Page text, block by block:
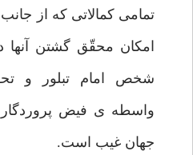
تمامى كمالاتى كه از
امكان محقّق گشتن آنها
شخص امام تبلور و
واسطه ى فيض
جهان غيب است.